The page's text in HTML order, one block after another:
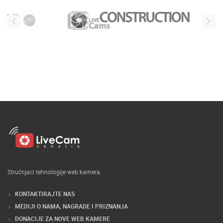
Stručnjaci tehnologije web kamera
KONTAKTIRAJTE NAS
MEDIJI O NAMA, NAGRADE I PRIZNANJA
DONACIJE ZA NOVE WEB KAMERE